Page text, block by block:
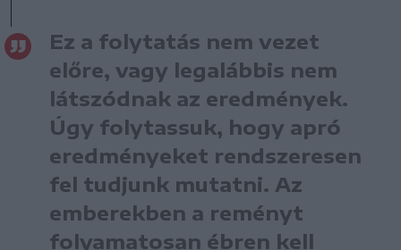
Ez a folytatás nem vezet
előre, vagy legalábbis nem
látszódnak az eredmények.
Úgy folytassuk, hogy apró
eredményeket rendszeresen
fel tudjunk mutatni. Az
emberekben a reményt
folyamatosan ébren kell